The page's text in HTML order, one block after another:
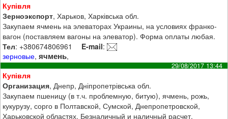
Купівля
Зерноэкспорт, Харьков, Харківська обл.
Закупаем ячмень на элеваторах Украины, на условиях франко-
вагон (поставляем вагоны на элеватор). Форма оплаты любая.
Тел: +380674806961 E-mail:
зерновые,ячмень,
29/08/2017 13:44
Купівля
Организация, Днепр, Дніпропетрівська обл.
Закупаем пшеницу (в т.ч. проблемную, битую), ячмень, рожь,
кукурузу, сорго в Полтавской, Сумской, Днепропетровской,
Харьковской областях. Безналичный и наличный расчет.